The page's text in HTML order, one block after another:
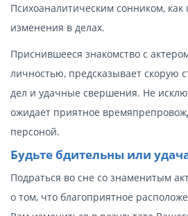
Психоаналитическим сонником,
изменения в делах.
Приснившееся знакомство с
личностью, предсказывает скорую
дел и удачные свершения. Не
ожидает приятное
персоной.
Будьте бдительны или
Подраться во сне со знаменитым
о том, что благоприятное